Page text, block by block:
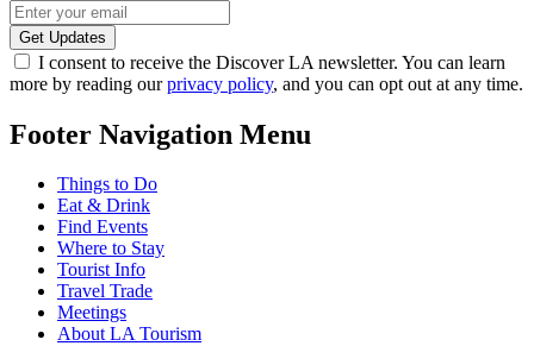
I consent to receive the Discover LA newsletter. You can learn
more by reading ourprivacy policy, and you can opt out at any time.
Footer Navigation Menu
Things to Do
Eat & Drink
Find Events
Where to Stay
Tourist Info
Travel Trade
Meetings
About LA Tourism